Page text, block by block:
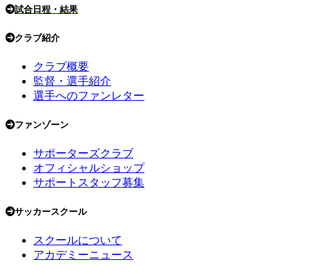
試合日程・結果
クラブ紹介
クラブ概要
監督・選手紹介
選手へのファンレター
ファンゾーン
サポーターズクラブ
オフィシャルショップ
サポートスタッフ募集
サッカースクール
スクールについて
アカデミーニュース